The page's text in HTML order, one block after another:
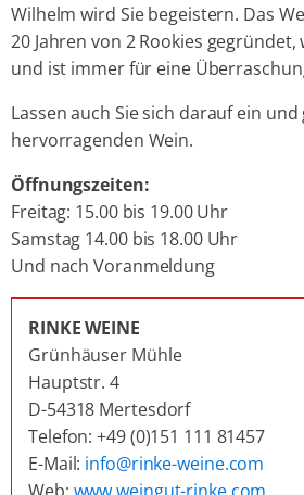
Wilhelm wird Sie begeistern. Das
20 Jahren von 2 Rookies
und ist immer für eine
Lassen auch Sie sich darauf ein und
hervorragenden Wein.
Öffnungszeiten:
Freitag: 15.00 bis 19.00 Uhr
Samstag 14.00 bis 18.00 Uhr
Und nach Voranmeldung
RINKE WEINE
Grünhäuser Mühle
Hauptstr. 4
D-54318 Mertesdorf
Telefon: +49 (0)151 111 81457
E-Mail: info@rinke-weine.com
Web: www.weingut-rinke.com